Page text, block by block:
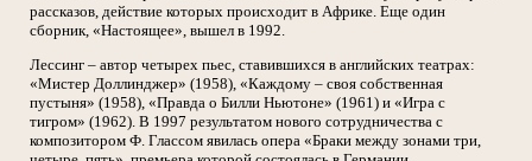
рассказов, действие которых происходит в Африке. Еще один
сборник, «Настоящее», вышел в 1992.
Лессинг – автор четырех пьес, ставившихся в английских театрах:
«Мистер Доллинджер» (1958), «Каждому – своя собственная
пустыня» (1958), «Правда о Билли Ньютоне» (1961) и «Игра с
тигром» (1962). В 1997 результатом нового сотрудничества с
композитором Ф. Глассом явилась опера «Браки между зонами три,